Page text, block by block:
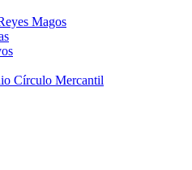
Magos
Círculo Mercantil